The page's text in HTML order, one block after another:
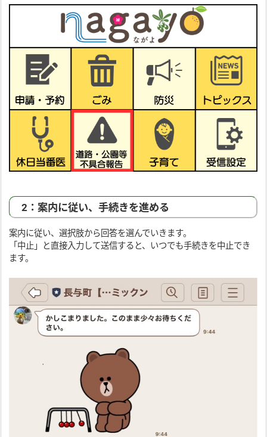
2：案内に従い、手続きを進める
案内に従い、選択肢から回答を選んでいきます。
「中止」と直接入力して送信すると、いつでも手続きを中止でき
ます。